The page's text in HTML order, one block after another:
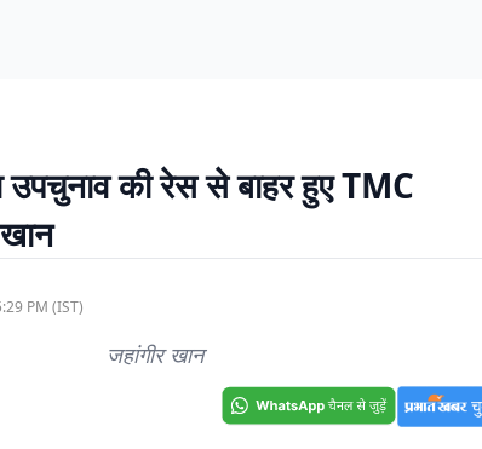
उपचुनाव की रेस से बाहर हुए TMC
PM (IST)
जहांगीर खान